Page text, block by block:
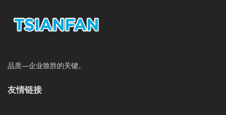
品质—企业致胜的关键。
友情链接